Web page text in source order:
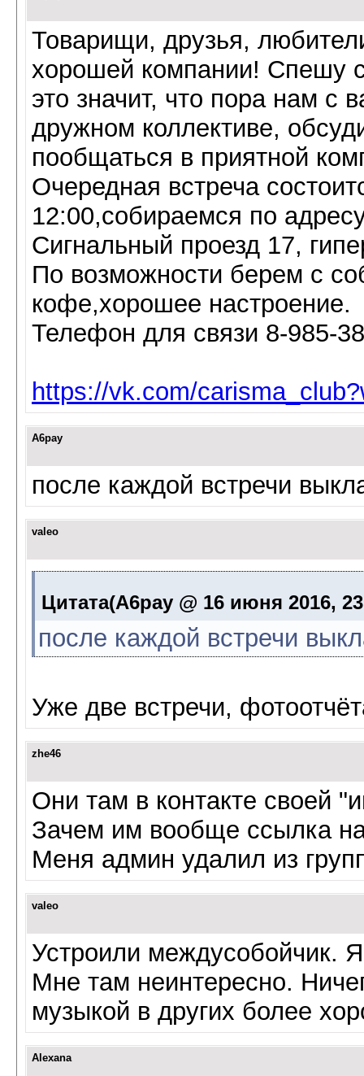
Товарищи, друзья,
хорошей компании! Спешу
это значит, что пора нам с
дружном коллективе,
пообщаться в приятной
Очередная встреча
12:00,собираемся по
Сигнальный проезд 17,
По возможности берем с
кофе,хорошее настроение.
Телефон для связи 8-985-
https://vk.com/
A6pay
после каждой встречи
valeo
Цитата(A6pay @ 16 июня 2016,
после каждой встречи
Уже две встречи,
zhe46
Они там в контакте своей
Зачем им вообще ссылка
Меня админ удалил из
valeo
Устроили междусобойчик.
Мне там неинтересно.
музыкой в других более
Alexana